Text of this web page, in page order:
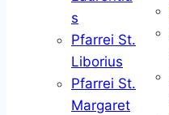
s
Pfarrei St.
Liborius
Pfarrei St.
Margaret